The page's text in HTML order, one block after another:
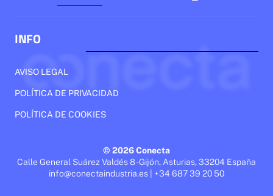
INFO
AVISO LEGAL
POLÍTICA DE PRIVACIDAD
POLÍTICA DE COOKIES
© 2026 Conecta
Calle General Suárez Valdés 8 - Gijón, Asturias, 33204 España
info@conectaindustria.es | +34 687 39 20 50